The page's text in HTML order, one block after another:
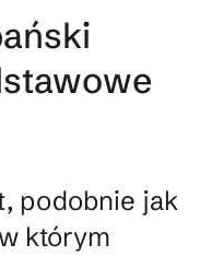
podobnie jak
którym